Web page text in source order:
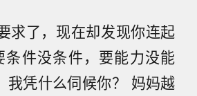
求了，现在却发现你连起
件没条件，要能力没能
我凭什么伺候你？ 妈妈越